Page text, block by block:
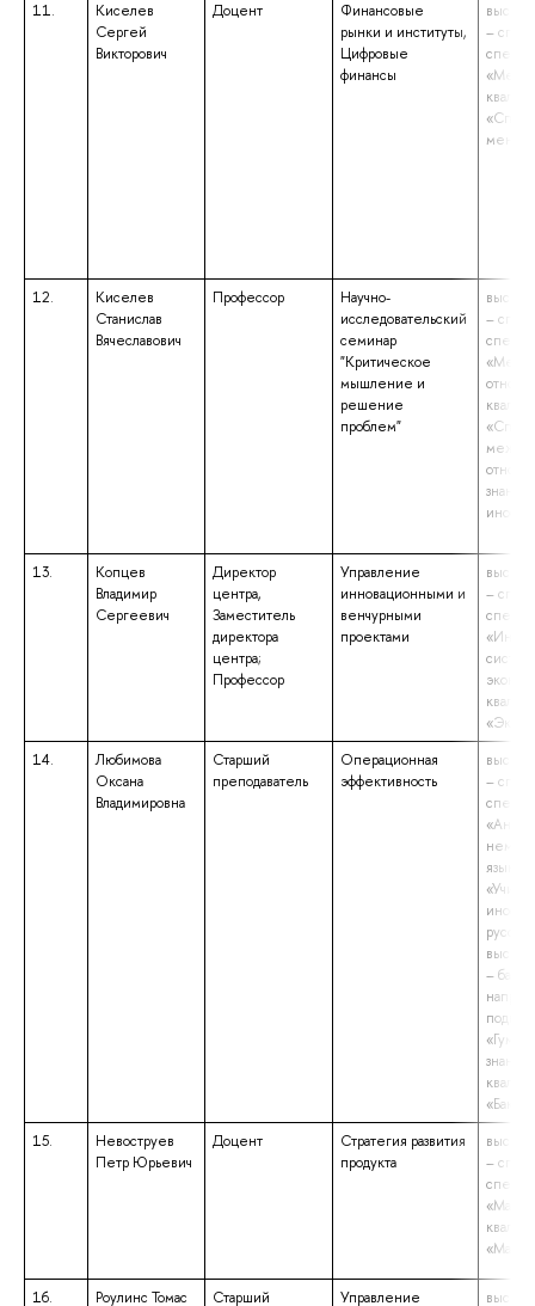
11.
Киселев
Сергей
Викторович
Доцент
Финансовые
рынки и институты,
Цифровые
финансы
–
12.
Киселев
Станислав
Вячеславович
Профессор
Научно-
исследовательский
семинар
"Критическое
мышление и
решение
проблем"
–
13.
Копцев
Владимир
Сергеевич
Директор
центра,
Заместитель
директора
центра;
Профессор
Управление
инновационными и
венчурными
проектами
–
14.
Любимова
Оксана
Владимировна
Старший
преподаватель
Операционная
эффективность
–
–
15.
Невоструев
Петр Юрьевич
Доцент
Стратегия развития
продукта
–
16.
Роулинс Томас
Старший
Управление